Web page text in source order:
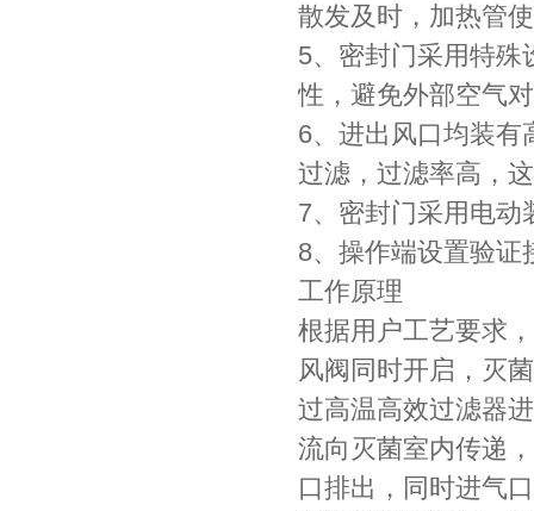
散发及时，加热管
5、密封门采用特殊
性，避免外部空气
6、进出风口均装有
过滤，过滤率高，
7、密封门采用电动
8、操作端设置验证
工作原理
根据用户工艺要求
风阀同时开启，灭
过高温高效过滤器
流向灭菌室内传递
口排出，同时进气